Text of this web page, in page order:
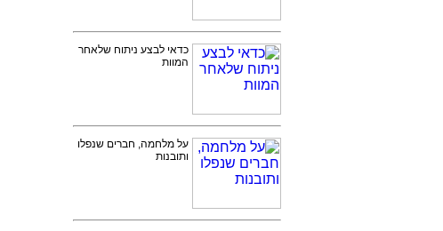
כדאי לבצע ניתוח שלאחר
המוות
על מלחמה, חברים שנפלו
ותובנות